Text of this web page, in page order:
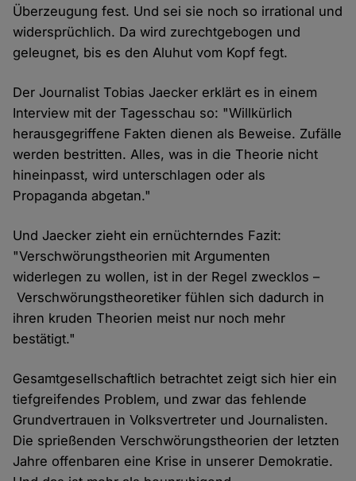
Überzeugung fest. Und sei sie noch so irrational und
widersprüchlich. Da wird zurechtgebogen und
geleugnet, bis es den Aluhut vom Kopf fegt.
Der Journalist Tobias Jaecker erklärt es in einem
Interview mit der Tagesschau so: "Willkürlich
herausgegriffene Fakten dienen als Beweise. Zufälle
werden bestritten. Alles, was in die Theorie nicht
hineinpasst, wird unterschlagen oder als
Propaganda abgetan."
Und Jaecker zieht ein ernüchterndes Fazit:
"Verschwörungstheorien mit Argumenten
widerlegen zu wollen, ist in der Regel zwecklos –
Verschwörungstheoretiker fühlen sich dadurch in
ihren kruden Theorien meist nur noch mehr
bestätigt."
Gesamtgesellschaftlich betrachtet zeigt sich hier ein
tiefgreifendes Problem, und zwar das fehlende
Grundvertrauen in Volksvertreter und Journalisten.
Die sprießenden Verschwörungstheorien der letzten
Jahre offenbaren eine Krise in unserer Demokratie.